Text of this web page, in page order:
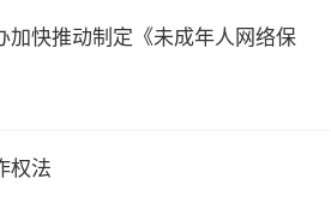
加快推动制定《未成年人网络保
权法